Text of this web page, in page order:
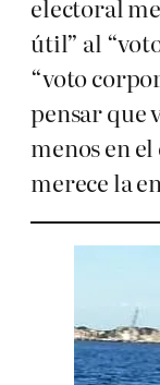
electoral
útil” al
“voto
pensar que
menos en
merece la